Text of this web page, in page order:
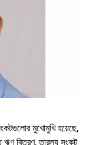
মুখোমুখি হয়েছে,
ঋণ বিতরণ, তারল্য সংকট